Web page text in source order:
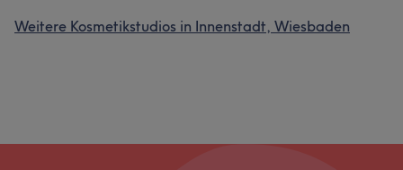
Weitere Kosmetikstudios in Innenstadt, Wiesbaden